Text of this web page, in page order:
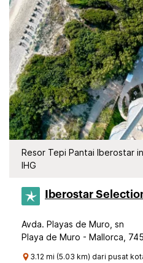
Resor Tepi Pantai Iberostar
IHG
Iberostar
Avda. Playas de Muro, sn
Playa de Muro - Mallorca,
3.12 mi (5.03 km) dari pusat